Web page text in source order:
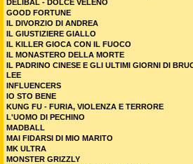
DELIBAL - DOLCE VELENO
GOOD FORTUNE
IL DIVORZIO DI ANDREA
IL GIUSTIZIERE GIALLO
IL KILLER GIOCA CON IL FUOCO
IL MONASTERO DELLA MORTE
IL PADRINO CINESE E GLI ULTIMI GIORNI DI
LEE
INFLUENCERS
IO STO BENE
KUNG FU - FURIA, VIOLENZA E TERRORE
L'UOMO DI PECHINO
MADBALL
MAI FIDARSI DI MIO MARITO
MK ULTRA
MONSTER GRIZZLY